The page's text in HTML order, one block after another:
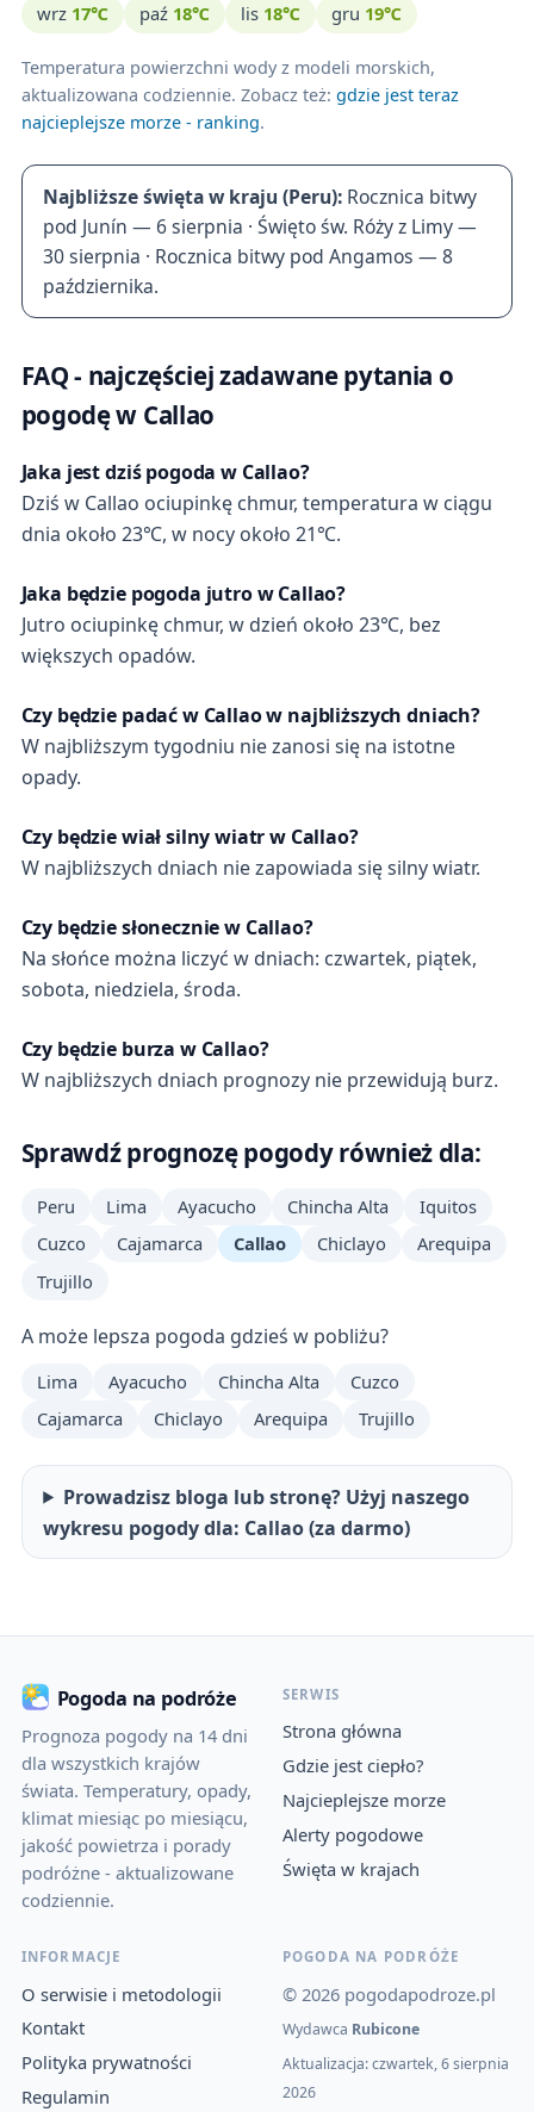
wrz 17℃ paź 18℃ lis 18℃ gru 19℃
Temperatura powierzchni wody z modeli morskich,
aktualizowana codziennie. Zobacz też: gdzie jest teraz
najcieplejsze morze - ranking.
Najbliższe święta w kraju (Peru): Rocznica bitwy
pod Junín — 6 sierpnia · Święto św. Róży z Limy —
30 sierpnia · Rocznica bitwy pod Angamos — 8
października.
FAQ - najczęściej zadawane pytania o
pogodę w Callao
Jaka jest dziś pogoda w Callao?
Dziś w Callao ociupinkę chmur, temperatura w ciągu
dnia około 23℃, w nocy około 21℃.
Jaka będzie pogoda jutro w Callao?
Jutro ociupinkę chmur, w dzień około 23℃, bez
większych opadów.
Czy będzie padać w Callao w najbliższych dniach?
W najbliższym tygodniu nie zanosi się na istotne
opady.
Czy będzie wiał silny wiatr w Callao?
W najbliższych dniach nie zapowiada się silny wiatr.
Czy będzie słonecznie w Callao?
Na słońce można liczyć w dniach: czwartek, piątek,
sobota, niedziela, środa.
Czy będzie burza w Callao?
W najbliższych dniach prognozy nie przewidują burz.
Sprawdź prognozę pogody również dla:
Peru Lima Ayacucho Chincha Alta
Iquitos
Cuzco
Cajamarca Callao Chiclayo
Arequipa
Trujillo
A może lepsza pogoda gdzieś w pobliżu?
Lima Ayacucho Chincha Alta
Cuzco
Cajamarca
Chiclayo Arequipa Trujillo
Prowadzisz bloga lub stronę? Użyj naszego
wykresu pogody dla: Callao (za darmo)
Pogoda na podróże
Prognoza pogody na 14 dni
dla wszystkich krajów
świata. Temperatury, opady,
klimat miesiąc po miesiącu,
jakość powietrza i porady
podróżne - aktualizowane
codziennie.
SERWIS
Strona główna
Gdzie jest ciepło?
Najcieplejsze morze
Alerty pogodowe
Święta w krajach
INFORMACJE
O serwisie i metodologii
Kontakt
Polityka prywatności
Regulamin
POGODA NA PODRÓŻE
© 2026 pogodapodroze.pl
Wydawca Rubicone
Aktualizacja: czwartek, 6 sierpnia
2026